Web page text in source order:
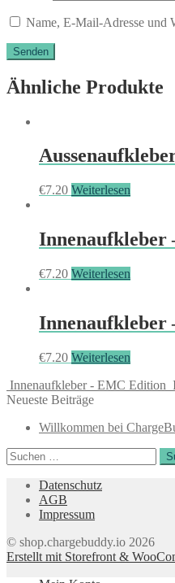
Name, E-Mail-Adresse und
Ähnliche Produkte
€7.20 Weiterlesen
Innenaufkleber
€7.20 Weiterlesen
Innenaufkleber
€7.20 Weiterlesen
Innenaufkleber - EMC Edition
Neueste Beiträge
Willkommen bei
Suchen
nach:
Datenschutz
AGB
Impressum
© shop.chargebuddy.io 2026
Erstellt mit Storefront &